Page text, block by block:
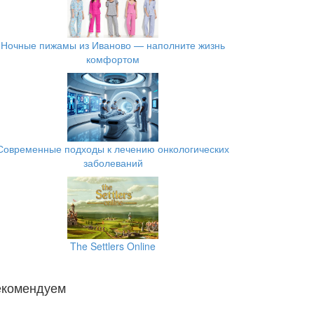
Ночные пижамы из Иваново — наполните жизнь
комфортом
подходы к лечению онкологических
заболеваний
The Settlers Online